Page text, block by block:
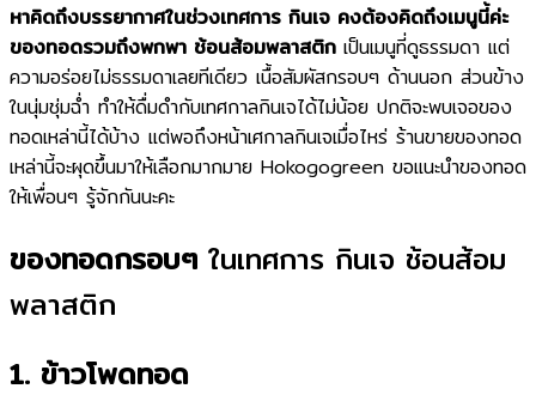
หาคิดถึงบรรยากาศในช่วงเทศการ กินเจ คงต้องคิดถึงเมนูนี้ค่ะ
ของทอดรวมถึงพกพา ช้อนส้อมพลาสติก เป็นเมนูที่ดูธรรมดา แต่
ความอร่อยไม่ธรรมดาเลยทีเดียว เนื้อสัมผัสกรอบๆ ด้านนอก ส่วนข้าง
ในนุ่มชุ่มฉ่ำ ทำให้ดื่มดำกับเทศกาลกินเจได้ไม่น้อย ปกติจะพบเจอของ
ทอดเหล่านี้ได้บ้าง แต่พอถึงหน้าเศกาลกินเจเมื่อไหร่ ร้านขายของทอด
เหล่านี้จะผุดขึ้นมาให้เลือกมากมาย Hokogogreen ขอแนะนำของทอด
ให้เพื่อนๆ รู้จักกันนะคะ
ของทอดกรอบๆ ในเทศการ กินเจ ช้อนส้อม
พลาสติก
1. ข้าวโพดทอด